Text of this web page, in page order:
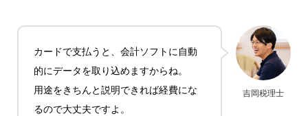
吉岡税理士
カードで支払うと、会計ソフトに自動
的にデータを取り込めますからね。
用途をきちんと説明できれば経費にな
るので大丈夫ですよ。